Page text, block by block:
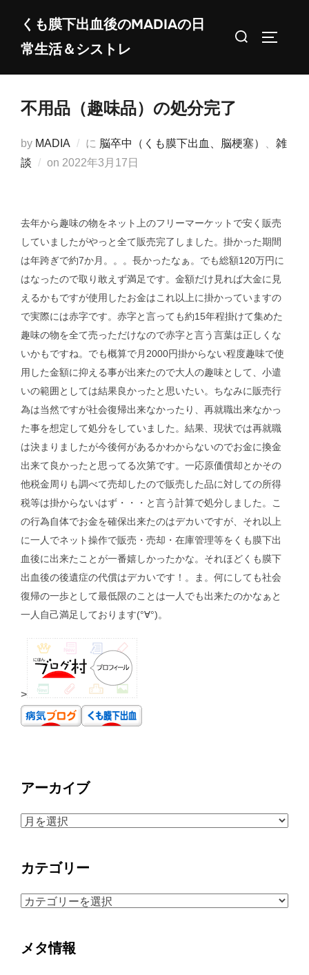
くも膜下出血後のMADIAの日
常生活＆シストレ
検
不用品（趣味品）の処分完了
by MADIA に 脳卒中（くも膜下出血、脳梗塞）
雑
談
on 投
2022年3月17日
去年から趣味の物をネット上のフリーマーケットで安く販売
していましたがやっと全て販売完了しました。掛かった期間
は年跨ぎで約7か月。。。長かったなぁ。でも総額120万円に
はなったので取り敢えず満足です。金額だけ見れば大金に見
えるかもですが使用したお金はこれ以上に掛かっていますの
で実際には赤字です。赤字と言っても約15年程掛けて集めた
趣味の物を全て売っただけなので赤字と言う言葉は正しくな
いかもですね。でも概算で月2000円掛からない程度趣味で使
用した金額に抑える事が出来たので大人の趣味として、小遣
いの範囲としては結果良かったと思いたい。ちなみに販売行
為は当然ですが社会復帰出来なかったり、再就職出来なかっ
た事を想定して処分をしていました。結果、現状では再就職
は決まりましたが今後何があるかわからないのでお金に換金
出来て良かったと思ってる次第です。一応原価償却とかその
他税金周りも調べて売却したので販売した品に対しての所得
税等は掛からないはず・・・と言う計算で処分しました。こ
の行為自体でお金を確保出来たのはデカいですが、それ以上
に一人でネット操作で販売・売却・在庫管理等をくも膜下出
血後に出来たことが一番嬉しかったかな。それほどくも膜下
出血後の後遺症の代償はデカいです！。ま。何にしても社会
復帰の一歩として最低限のことは一人でも出来たのかなぁと
一人自己満足しております(°∀°)。
>
アーカイブ
ア
ブ
カテゴリー
カ
メタ情報